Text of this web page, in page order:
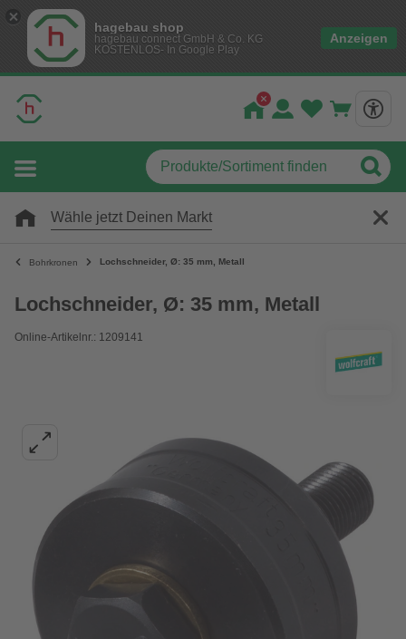
hagebau shop
hagebau connect GmbH & Co. KG
KOSTENLOS- In Google Play
Anzeigen
Wähle jetzt Deinen Markt
Bohrkronen Lochschneider, Ø: 35 mm, Metall
Lochschneider, Ø: 35 mm, Metall
Online-Artikelnr.: 1209141